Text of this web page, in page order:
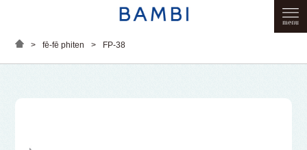
> fē-fē phiten > FP-38